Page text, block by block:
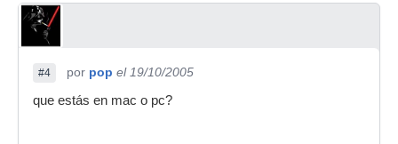
#4 por pop el 19/10/2005
que estás en mac o pc?